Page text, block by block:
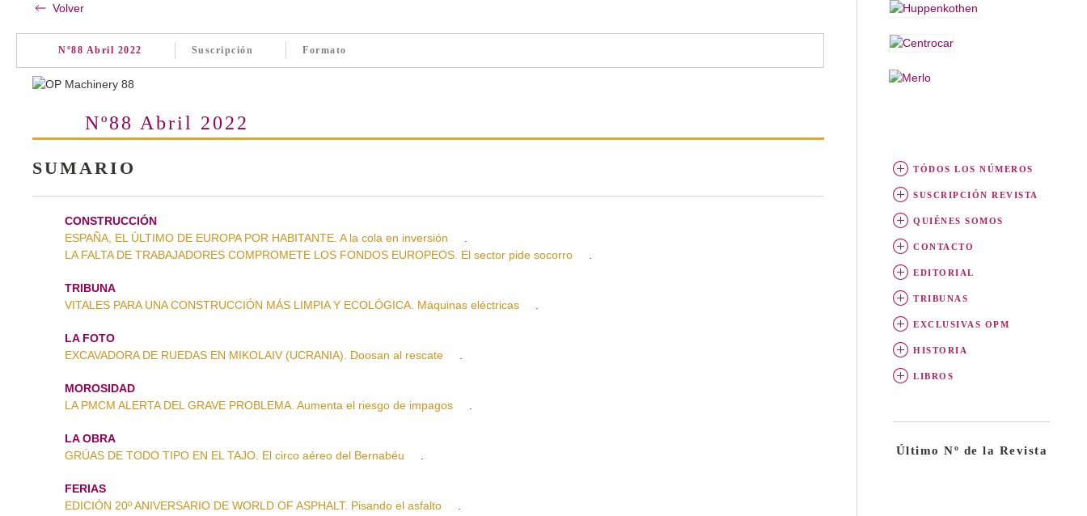
Volver
Nº88 Abril 2022 Suscripción Formato
Nº88 Abril 2022
SUMARIO
CONSTRUCCIÓN
ESPAÑA, EL ÚLTIMO DE EUROPA POR HABITANTE. A la cola en inversión
.
LA FALTA DE TRABAJADORES COMPROMETE LOS FONDOS EUROPEOS. El sector pide socorro
.
TRIBUNA
VITALES PARA UNA CONSTRUCCIÓN MÁS LIMPIA Y ECOLÓGICA. Máquinas eléctricas
.
LA FOTO
EXCAVADORA DE RUEDAS EN MIKOLAIV (UCRANIA). Doosan al rescate
.
MOROSIDAD
LA PMCM ALERTA DEL GRAVE PROBLEMA. Aumenta el riesgo de impagos
.
LA OBRA
GRÚAS DE TODO TIPO EN EL TAJO. El circo aéreo del Bernabéu
.
FERIAS
EDICIÓN 20º ANIVERSARIO DE WORLD OF ASPHALT. Pisando el asfalto
.
TÓDOS LOS NÚMEROS
SUSCRIPCIÓN REVISTA
QUIÉNES SOMOS
CONTACTO
EDITORIAL
TRIBUNAS
EXCLUSIVAS OPM
HISTORIA
LIBROS
Último Nº de la Revista